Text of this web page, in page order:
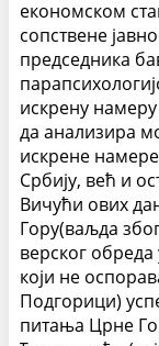
економском
сопствене
председника
искрену
да анализира
искрене
Србију, већ и
Вичући ових
Гору(ваљда
верског
који не
Подгорици)
питања Црне